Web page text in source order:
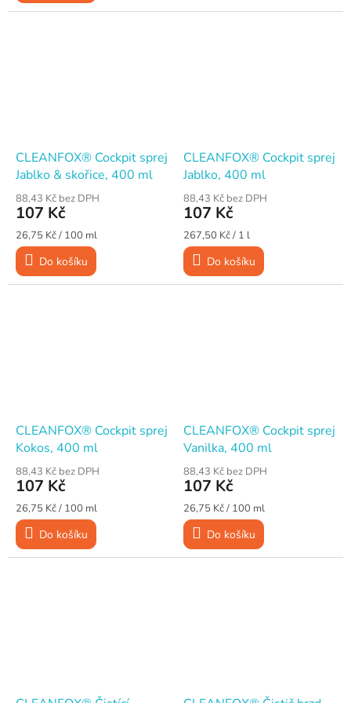
CLEANFOX® Cockpit sprej
Jablko & skořice, 400 ml
88,43 Kč bez DPH
107 Kč
Měrná
cena:
26,75 Kč / 100 ml
Do košíku
CLEANFOX® Cockpit sprej
Jablko, 400 ml
88,43 Kč bez DPH
107 Kč
Měrná
cena:
267,50 Kč / 1 l
Do košíku
CLEANFOX® Cockpit sprej
Kokos, 400 ml
88,43 Kč bez DPH
107 Kč
Měrná
cena:
26,75 Kč / 100 ml
Do košíku
CLEANFOX® Cockpit sprej
Vanilka, 400 ml
88,43 Kč bez DPH
107 Kč
Měrná
cena:
26,75 Kč / 100 ml
Do košíku